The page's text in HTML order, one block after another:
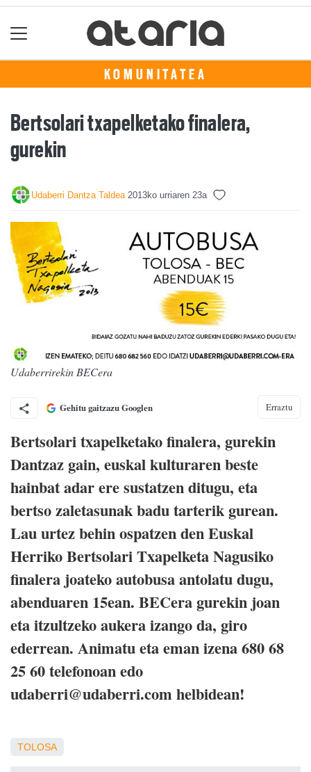
KOMUNITATEA
Bertsolari txapelketako finalera,
gurekin
Udaberri Dantza Taldea 2013ko urriaren 23a
Udaberrirekin BECera
Gehitu gaitzazu Googlen Erraztu
Bertsolari txapelketako finalera, gurekin
Dantzaz gain, euskal kulturaren beste
hainbat adar ere sustatzen ditugu, eta
bertso zaletasunak badu tarterik gurean.
Lau urtez behin ospatzen den Euskal
Herriko Bertsolari Txapelketa Nagusiko
finalera joateko autobusa antolatu dugu,
abenduaren 15ean. BECera gurekin joan
eta itzultzeko aukera izango da, giro
ederrean. Animatu eta eman izena 680 68
25 60 telefonoan edo
udaberri@udaberri.com helbidean!
TOLOSA